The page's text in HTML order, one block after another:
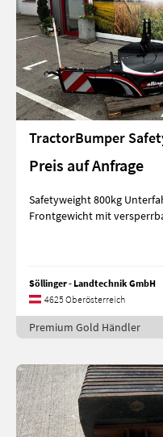
Preis auf Anfrage
Safetyweight 800kg
Frontgewicht mit
Söllinger - Landtechnik GmbH
4625 Oberösterreich
Premium Gold Händler